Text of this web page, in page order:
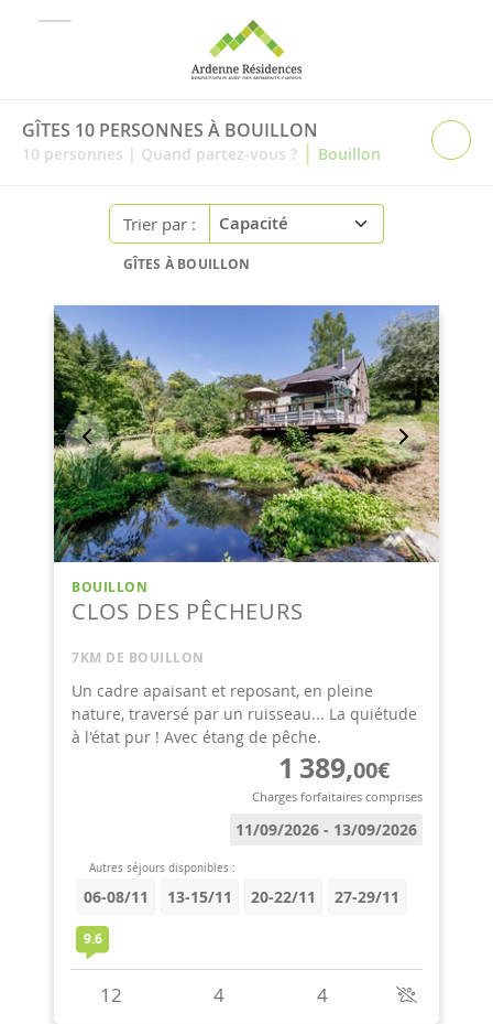
GÎTES 10 PERSONNES À BOUILLON
10 personnes | Quand partez-vous ? | Bouillon
Trier par :
GÎTES À BOUILLON